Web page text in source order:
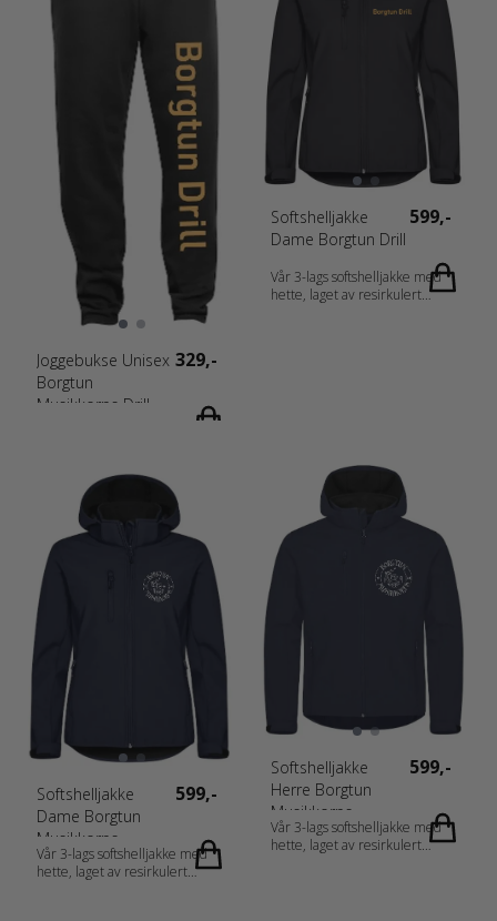
Joggebukse Unisex
Borgtun
Musikkorps Drill
329,-
Softshelljakke
Dame Borgtun Drill
599,-
Vår 3-lags softshelljakke med
hette, laget av resirkulert
280 g/m2 Kjønn: Damer
Lommer: Zipper pockets
Closure: Zipper Hettedetaljer:
Detachable Erme: Long Sleeve
Målskjema:
CH_fr-CH_fr_es_pt_storlek.pdf
Softshelljakke
Dame Borgtun
Musikkorps
599,-
Vår 3-lags softshelljakke med
hette, laget av resirkulert
Softshelljakke
Herre Borgtun
Musikkorps
599,-
Vår 3-lags softshelljakke med
hette, laget av resirkulert